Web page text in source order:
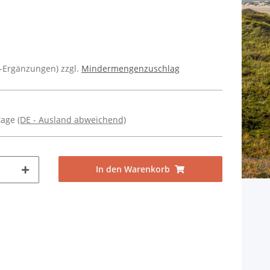
zzgl. Mindermengenzuschlag
(DE - Ausland abweichend)
In den Warenkorb